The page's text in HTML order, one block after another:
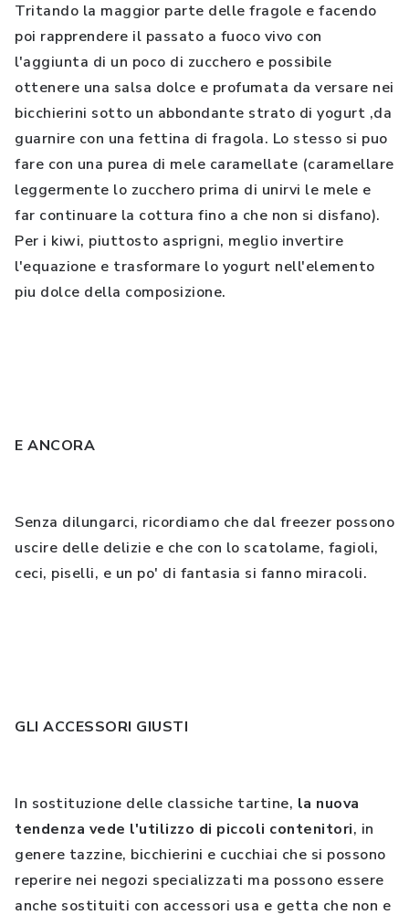
Tritando la maggior parte delle fragole e facendo
poi rapprendere il passato a fuoco vivo con
l'aggiunta di un poco di zucchero e possibile
ottenere una salsa dolce e profumata da versare nei
bicchierini sotto un abbondante strato di yogurt ,da
guarnire con una fettina di fragola. Lo stesso si puo
fare con una purea di mele caramellate (caramellare
leggermente lo zucchero prima di unirvi le mele e
far continuare la cottura fino a che non si disfano).
Per i kiwi, piuttosto asprigni, meglio invertire
l'equazione e trasformare lo yogurt nell'elemento
piu dolce della composizione.
E ANCORA
Senza dilungarci, ricordiamo che dal freezer possono
uscire delle delizie e che con lo scatolame, fagioli,
ceci, piselli, e un po' di fantasia si fanno miracoli.
GLI ACCESSORI GIUSTI
In sostituzione delle classiche tartine, la nuova
tendenza vede l'utilizzo di piccoli contenitori, in
genere tazzine, bicchierini e cucchiai che si possono
reperire nei negozi specializzati ma possono essere
anche sostituiti con accessori usa e getta che non e